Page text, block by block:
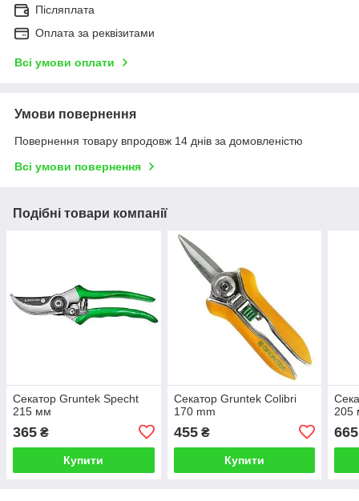
Післяплата
Оплата за реквізитами
Всі умови оплати
Умови повернення
Повернення товару впродовж 14 днів за домовленістю
Всі умови повернення
Подібні товари компанії
Секатор Gruntek Specht
215 мм
365 ₴
Купити
Секатор Gruntek Colibri
170 mm
455₴
Купити
205
665